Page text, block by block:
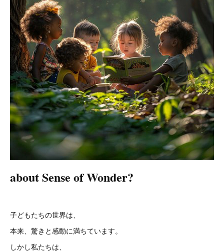
about Sense of Wonder?
子どもたちの世界は、
本来、驚きと感動に満ちています。
しかし私たちは、